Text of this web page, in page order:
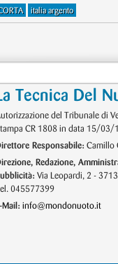
italia argento
Tecnica Del
del Tribunale di
CR 1808 in data 15/03/
Responsabile: Camillo
Redazione,
Via Leopardi, 2 -
045577399
Mail: info@mondonuoto.it